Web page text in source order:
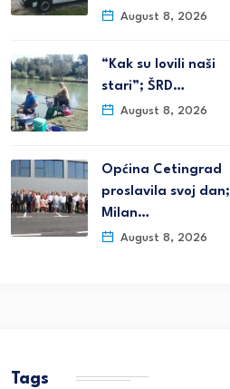
August 8, 2026
“Kak su lovili naši
stari”; ŠRD…
August 8, 2026
Općina Cetingrad
proslavila svoj dan;
Milan…
August 8, 2026
Tags